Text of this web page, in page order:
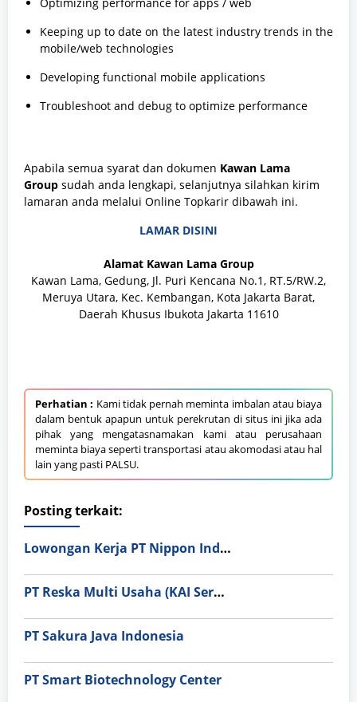
Keeping up to date on the latest industry trends in the
mobile/web technologies
Developing functional mobile applications
Troubleshoot and debug to optimize performance
Apabila semua syarat dan dokumen Kawan Lama
Group sudah anda lengkapi, selanjutnya silahkan kirim
lamaran anda melalui Online Topkarir dibawah ini.
LAMAR DISINI
Alamat Kawan Lama Group
Kawan Lama, Gedung, Jl. Puri Kencana No.1, RT.5/RW.2,
Meruya Utara, Kec. Kembangan, Kota Jakarta Barat,
Daerah Khusus Ibukota Jakarta 11610
Perhatian : Kami tidak pernah meminta imbalan atau biaya
dalam bentuk apapun untuk perekrutan di situs ini jika ada
pihak yang mengatasnamakan kami atau perusahaan
meminta biaya seperti transportasi atau akomodasi atau hal
lain yang pasti PALSU.
Posting terkait:
Lowongan Kerja PT Nippon Indosari Corpindo Tbk. Bulan Agustus 2026
PT Reska Multi Usaha (KAI Services)
PT Sakura Java Indonesia
PT Smart Biotechnology Center